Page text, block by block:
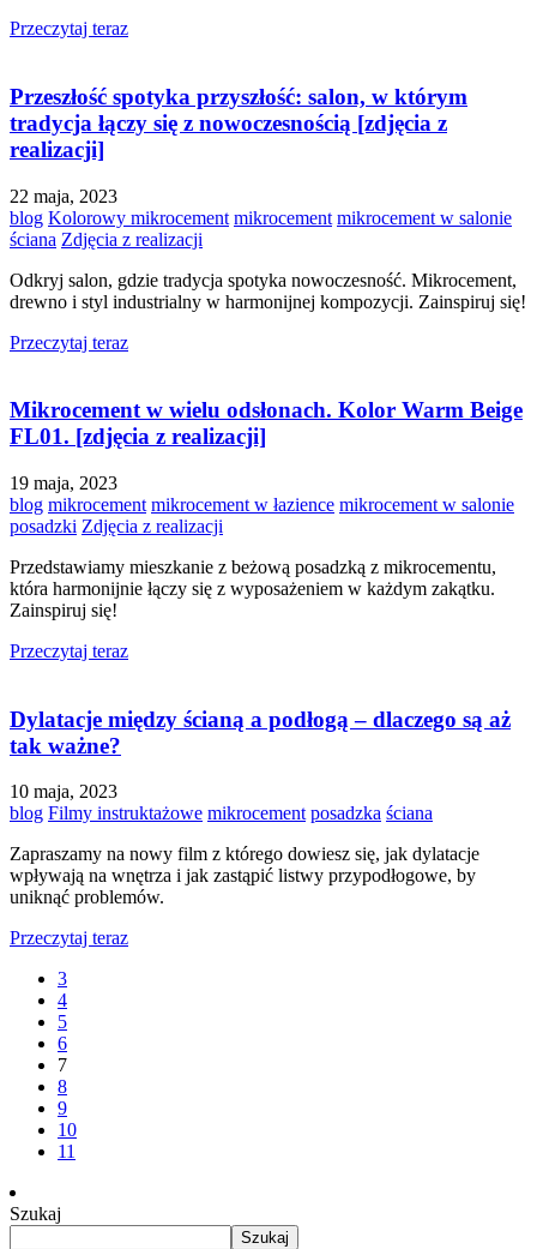
Przeczytaj teraz
Przeszłość spotyka przyszłość: salon, w którym
tradycja łączy się z nowoczesnością [zdjęcia z
realizacji]
22 maja, 2023
blog Kolorowy mikrocement mikrocement mikrocement w salonie
ściana Zdjęcia z realizacji
Odkryj salon, gdzie tradycja spotyka nowoczesność. Mikrocement,
drewno i styl industrialny w harmonijnej kompozycji. Zainspiruj się!
Przeczytaj teraz
Mikrocement w wielu odsłonach. Kolor Warm Beige
FL01. [zdjęcia z realizacji]
19 maja, 2023
blog mikrocement mikrocement w łazience mikrocement w salonie
posadzki Zdjęcia z realizacji
Przedstawiamy mieszkanie z beżową posadzką z mikrocementu,
która harmonijnie łączy się z wyposażeniem w każdym zakątku.
Zainspiruj się!
Przeczytaj teraz
Dylatacje między ścianą a podłogą – dlaczego są aż
tak ważne?
10 maja, 2023
blog Filmy instruktażowe mikrocement posadzka ściana
Zapraszamy na nowy film z którego dowiesz się, jak dylatacje
wpływają na wnętrza i jak zastąpić listwy przypodłogowe, by
uniknąć problemów.
Przeczytaj teraz
3
4
5
6
7
8
9
10
11
Szukaj
Szukaj